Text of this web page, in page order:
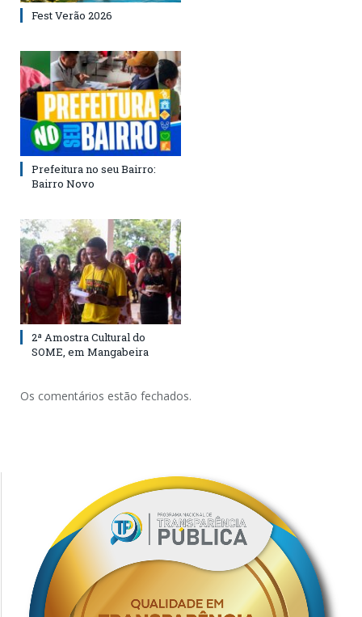
Fest Verão 2026
Prefeitura no seu Bairro:
Bairro Novo
2ª Amostra Cultural do
SOME, em Mangabeira
Os comentários estão fechados.